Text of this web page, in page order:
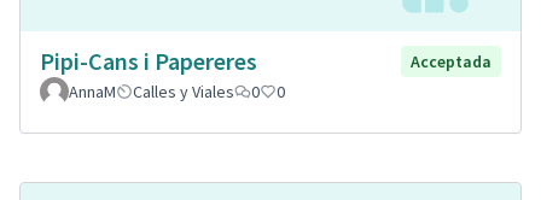
Pipi-Cans i Papereres
Acceptada
AnnaM
Calles y Viales 0 0